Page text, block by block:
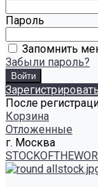
Пароль
Запомнить
Забыли пароль?
После
Корзина
Отложенные
г. Москва